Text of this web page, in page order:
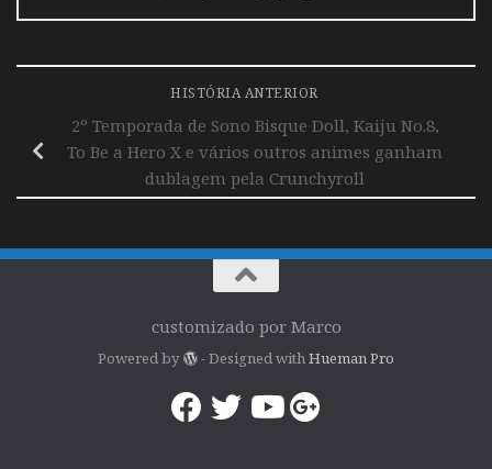
HISTÓRIA ANTERIOR
2º Temporada de Sono Bisque Doll, Kaiju No.8,
To Be a Hero X e vários outros animes ganham
dublagem pela Crunchyroll
customizado por Marco
Powered by - Designed with Hueman Pro